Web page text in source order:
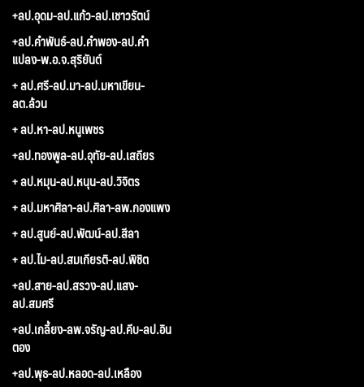
+ลป.อุดม-ลป.แก้ว-ลป.เชาวรัตน์
+ลป.คำพันธ์-ลป.คำพอง-ลป.คำ
แปลง-พ.อ.จ.สุริยันต์
+ ลป.ศรี-ลป.มา-ลป.มหาเขียน-
ลต.ล้วน
+ ลป.หา-ลป.หนูเพชร
+ลป.ทองพูล-ลป.อุทัย-ลป.เสถียร
+ ลป.หมุน-ลป.หนุน-ลป.วิจิตร
+ ลป.มหาศิลา-ลป.ศิลา-ลพ.กองแพง
+ ลป.สูนย์-ลป.พัฒน์-ลป.สีลา
+ ลป.ไม-ลป.สมเกียรติ-ลป.พิชิต
+ลป.สาย-ลป.สรวง-ลป.แสง-
ลป.สมศรี
+ลป.เกลี้ยง-ลพ.จรัญ-ลป.คีบ-ลป.อิน
ตอง
+ลป.พุธ-ลป.หลอด-ลป.เหลือง